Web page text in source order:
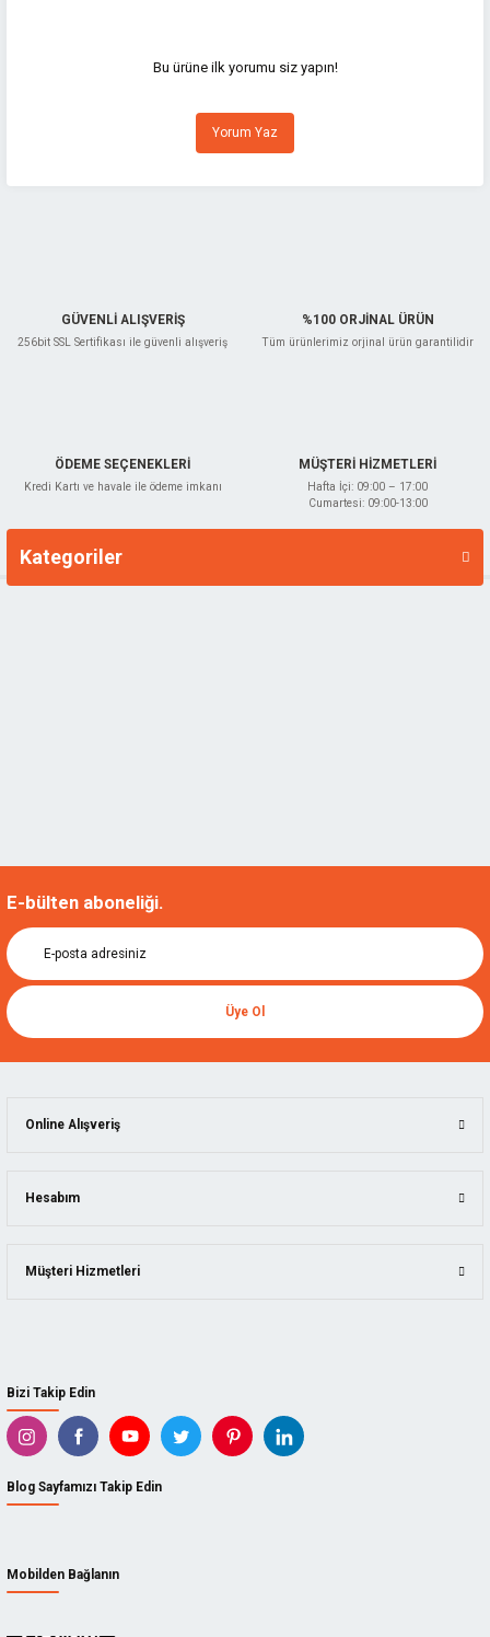
Görüş ve önerileriniz için teşekkür ederiz.
Ürün resmi kalitesiz, bozuk veya görüntülenemiyor.
Ürün açıklamasında eksik bilgiler bulunuyor.
Bu ürüne ilk yorumu siz yapın!
Yorum Yaz
GÜVENLİ ALIŞVERİŞ
256bit SSL Sertifikası ile güvenli alışveriş
%100 ORJİNAL ÜRÜN
Tüm ürünlerimiz orjinal ürün garantilidir
ÖDEME SEÇENEKLERİ
Kredi Kartı ve havale ile ödeme imkanı
MÜŞTERİ HİZMETLERİ
Hafta İçi: 09:00 – 17:00
Cumartesi: 09:00-13:00
Kategoriler
Markalar
E-bülten aboneliği.
Üye Ol
Bizi Takip Edin
Blog Sayfamızı Takip Edin
Mobilden Bağlanın
Online Alışveriş
Hesabım
Müşteri Hizmetleri